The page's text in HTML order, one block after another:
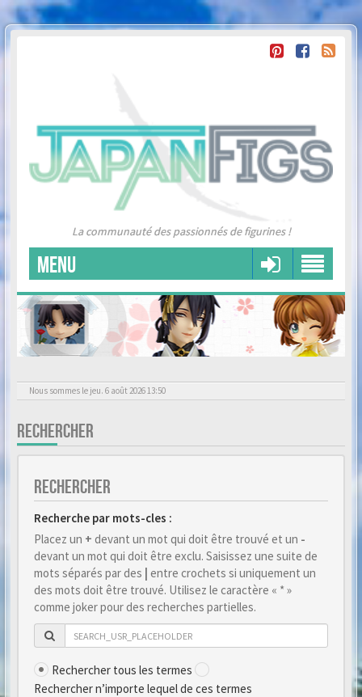
La communauté des passionnés de figurines !
MENU
Nous sommes le jeu. 6 août 2026 13:50
RECHERCHER
RECHERCHER
Recherche par mots-cles :
Placez un + devant un mot qui doit être trouvé et un -
devant un mot qui doit être exclu. Saisissez une suite de
mots séparés par des | entre crochets si uniquement un
des mots doit être trouvé. Utilisez le caractère « * »
comme joker pour des recherches partielles.
Rechercher tous les termes
Rechercher n’importe lequel de ces termes